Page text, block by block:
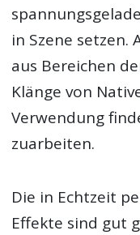
in Szene setzen.
aus Bereichen
Klänge von
Verwendung
zuarbeiten.
Die in Echtzeit
Effekte sind gut